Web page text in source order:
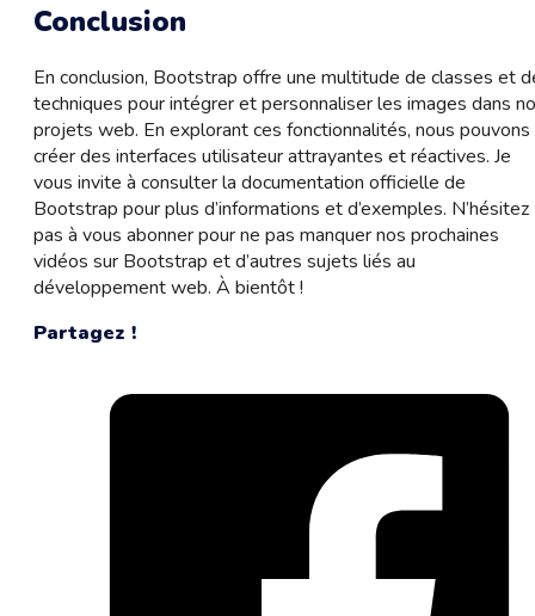
Conclusion
En conclusion, Bootstrap offre une multitude de classes et
techniques pour intégrer et personnaliser les images dans
projets web. En explorant ces fonctionnalités, nous pouvons
créer des interfaces utilisateur attrayantes et réactives. Je
vous invite à consulter la documentation officielle de
Bootstrap pour plus d’informations et d’exemples. N’hésitez
pas à vous abonner pour ne pas manquer nos prochaines
vidéos sur Bootstrap et d’autres sujets liés au
développement web. À bientôt !
Partagez !